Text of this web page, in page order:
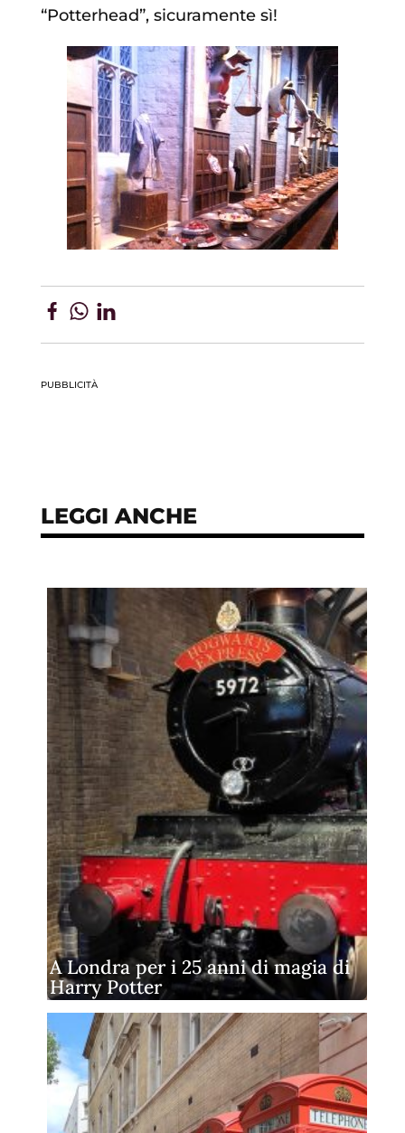
“Potterhead”, sicuramente sì!
PUBBLICITÀ
LEGGI ANCHE
A Londra per i 25 anni di magia di
Harry Potter